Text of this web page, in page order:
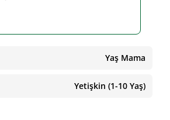
Yaş Mama
Yetişkin (1-10 Yaş)